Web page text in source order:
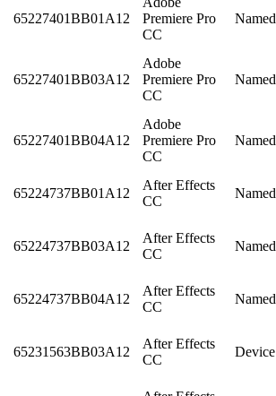
65227401BB01A12
Premiere Pro
CC
Named
65227401BB03A12
Adobe
Premiere Pro
CC
Named
65227401BB04A12
Adobe
Premiere Pro
CC
Named
65224737BB01A12
After Effects
CC
Named
65224737BB03A12
After Effects
CC
Named
65224737BB04A12
After Effects
CC
Named
65231563BB03A12
After Effects
CC
Device